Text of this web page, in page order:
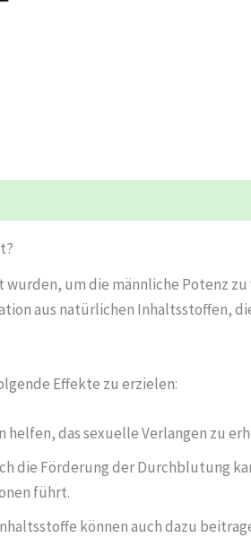
um die männliche Potenz
aus natürlichen Inhaltsstoffen,
Effekte zu erzielen:
helfen, das sexuelle Verlangen zu
die Förderung der Durchblutung
führt.
können auch dazu